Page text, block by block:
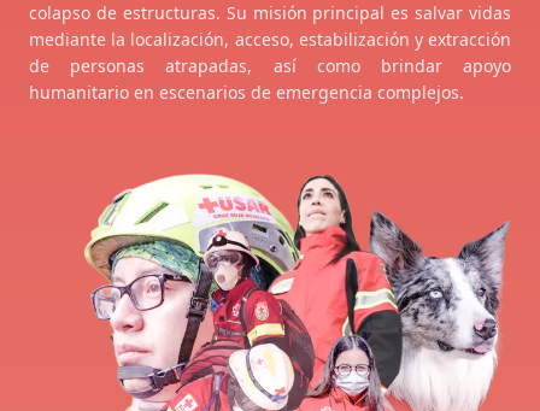
colapso de estructuras. Su misión principal es salvar vidas
mediante la localización, acceso, estabilización y extracción
de personas atrapadas, así como brindar apoyo
humanitario en escenarios de emergencia complejos.